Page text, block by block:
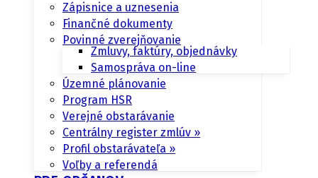
Zápisnice a uznesenia
Finančné dokumenty
Povinné zverejňovanie
Zmluvy, faktúry, objednávky
Samospráva on-line
Územné plánovanie
Program HSR
Verejné obstarávanie
Centrálny register zmlúv »
Profil obstarávateľa »
Voľby a referendá